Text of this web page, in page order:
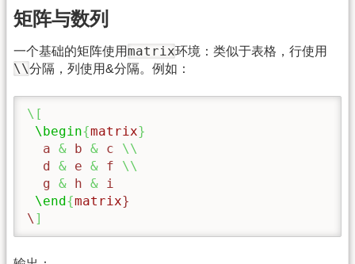
矩阵与数列
一个基础的矩阵使用matrix环境：类似于表格，行使用
\\分隔，列使用&分隔。例如：
\[
\begin{matrix}
  a
& b & c \\
  d
& e & f \\
  g
& h & i
\end{matrix}
\ ]